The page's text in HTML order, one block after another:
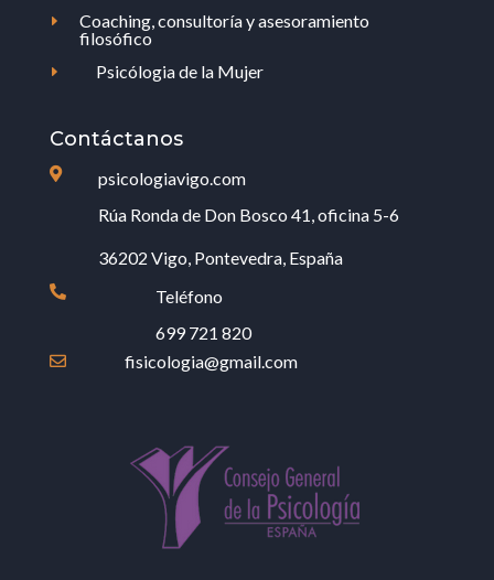
E
Coaching, consultoría y asesoramiento
filosófico
E Psicólogia de la Mujer
Contáctanos

psicologiavigo.com
Rúa Ronda de Don Bosco 41, oficina 5-6
36202 Vigo, Pontevedra, España

Teléfono
699 721 820
 fisicologia@gmail.com